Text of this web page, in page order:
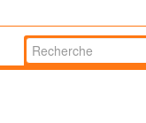
Chercher par
Recherche